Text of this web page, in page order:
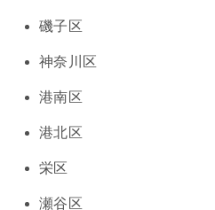
磯子区
神奈川区
港南区
港北区
栄区
瀬谷区